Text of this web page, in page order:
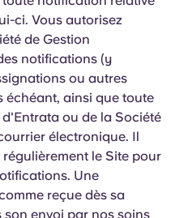
ci. Vous autorisez
de Gestion
notifications (y
ou autres
échéant, ainsi que toute
ou de la Société
électronique. Il
le Site pour
Une
reçue dès sa
envoi par nos soins